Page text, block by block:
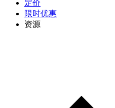
定价
限时优惠
资源